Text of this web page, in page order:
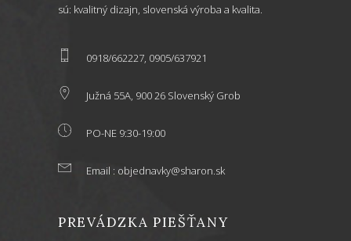
sú: kvalitný dizajn, slovenská výroba a kvalita.
0918/662227, 0905/637921
Južná 55A, 900 26 Slovenský Grob
PO-NE 9:30-19:00
Email : objednavky@sharon.sk
PREVÁDZKA PIEŠŤANY